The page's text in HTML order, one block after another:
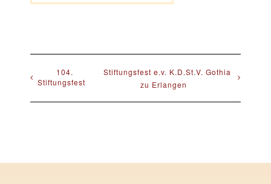
104.
Stiftungsfest
Stiftungsfest e.v. K.D.St.V. Gothia
zu Erlangen